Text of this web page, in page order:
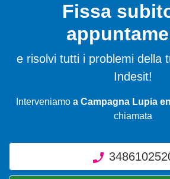
Fissa
e risolvi tutti i problemi della
Indesit!
Interveniamo a Campagna Lupia
chiamata